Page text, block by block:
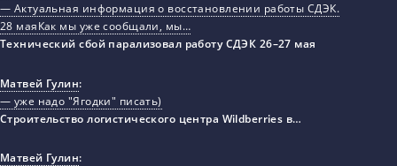
— Актуальная информация о восстановлении работы СДЭК.
28 маяКак мы уже сообщали, мы…
Технический сбой парализовал работу СДЭК 26–27 мая
Матвей Гулин:
— уже надо "Ягодки" писать)
Строительство логистического центра Wildberries в…
Матвей Гулин: